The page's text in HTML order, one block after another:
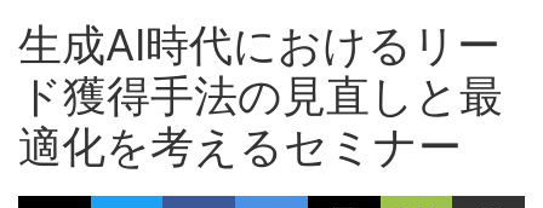
生成AI時代におけるリー
ド獲得手法の見直しと最
適化を考えるセミナー